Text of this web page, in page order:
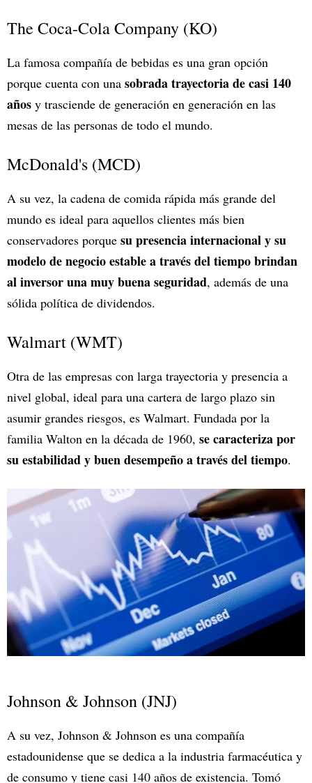
The Coca-Cola Company (KO)
La famosa compañía de bebidas es una gran opción
porque cuenta con una sobrada trayectoria de casi 140
años y trasciende de generación en generación en las
mesas de las personas de todo el mundo.
McDonald's (MCD)
A su vez, la cadena de comida rápida más grande del
mundo es ideal para aquellos clientes más bien
conservadores porque su presencia internacional y su
modelo de negocio estable a través del tiempo brindan
al inversor una muy buena seguridad, además de una
sólida política de dividendos.
Walmart (WMT)
Otra de las empresas con larga trayectoria y presencia a
nivel global, ideal para una cartera de largo plazo sin
asumir grandes riesgos, es Walmart. Fundada por la
familia Walton en la década de 1960, se caracteriza por
su estabilidad y buen desempeño a través del tiempo.
Johnson & Johnson (JNJ)
A su vez, Johnson & Johnson es una compañía
estadounidense que se dedica a la industria farmacéutica y
de consumo y tiene casi 140 años de existencia. Tomó